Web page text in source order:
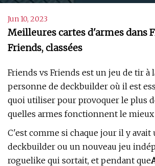
Jun 10, 2023
Meilleures cartes d'armes dans
Friends, classées
Friends vs Friends est un jeu de tir à
personne de deckbuilder où il est
quoi utiliser pour provoquer le plus
quelles armes fonctionnent le mieux
C'est comme si chaque jour il y avait
deckbuilder ou un nouveau jeu
roguelike qui sortait, et pendant que